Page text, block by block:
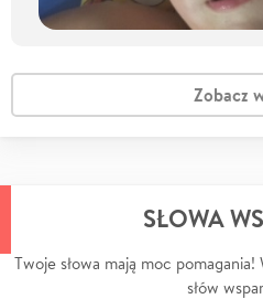
Zobacz
SŁOWA
Twoje słowa mają moc
słów